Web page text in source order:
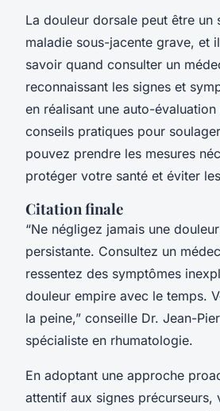
La douleur dorsale peut être un
maladie sous-jacente grave, et
savoir quand consulter un
reconnaissant les signes et
en réalisant une auto-
conseils pratiques pour
pouvez prendre les mesures
protéger votre santé et éviter
Citation finale
“Ne négligez jamais une
persistante. Consultez un
ressentez des symptômes
douleur empire avec le temps.
la peine,” conseille Dr. Jean-
spécialiste en rhumatologie.
En adoptant une approche
attentif aux signes précurseurs,